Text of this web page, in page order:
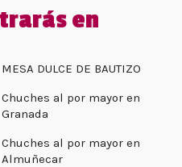
en
MESA DULCE DE BAUTIZO
Chuches al por mayor en
Granada
Chuches al por mayor en
Almuñecar